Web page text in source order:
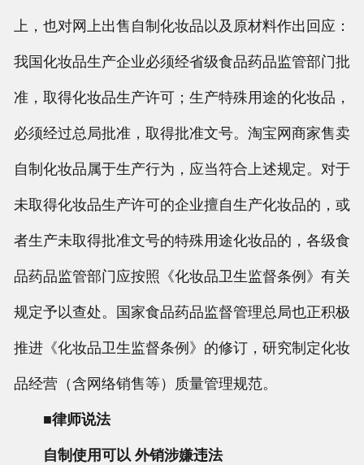
上，也对网上出售自制化妆品以及原材料作出回应：
我国化妆品生产企业必须经省级食品药品监管部门批
准，取得化妆品生产许可；生产特殊用途的化妆品，
必须经过总局批准，取得批准文号。淘宝网商家售卖
自制化妆品属于生产行为，应当符合上述规定。对于
未取得化妆品生产许可的企业擅自生产化妆品的，或
者生产未取得批准文号的特殊用途化妆品的，各级食
品药品监管部门应按照《化妆品卫生监督条例》有关
规定予以查处。国家食品药品监督管理总局也正积极
推进《化妆品卫生监督条例》的修订，研究制定化妆
品经营（含网络销售等）质量管理规范。
■律师说法
自制使用可以 外销涉嫌违法